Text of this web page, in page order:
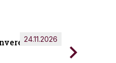
2026
24.11.2026